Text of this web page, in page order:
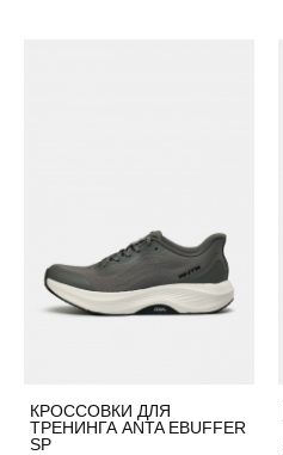
КРОССОВКИ ДЛЯ
ТРЕНИНГА ANTA EBUFFER
SP